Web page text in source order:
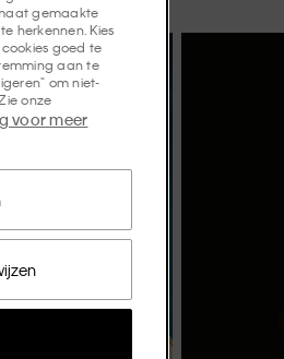
gemaakte
herkennen. Kies
goed te
aan te
om niet-
onze
voor meer